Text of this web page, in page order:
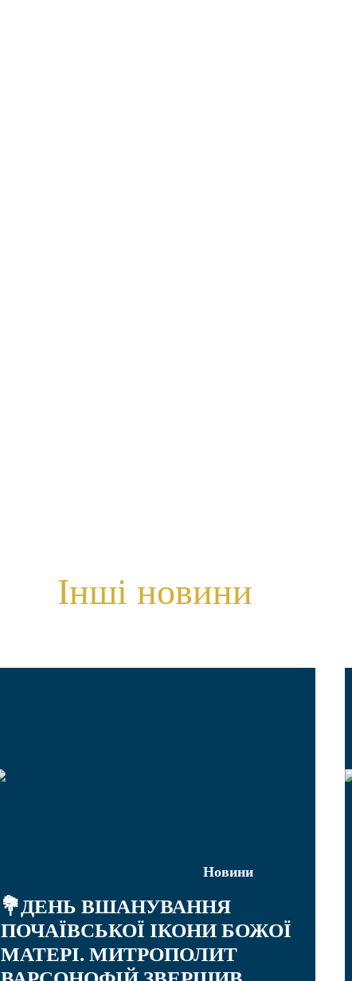
Інші новини
Новини
💐ДЕНЬ ВШАНУВАННЯ
ПОЧАЇВСЬКОЇ ІКОНИ БОЖОЇ
МАТЕРІ. МИТРОПОЛИТ